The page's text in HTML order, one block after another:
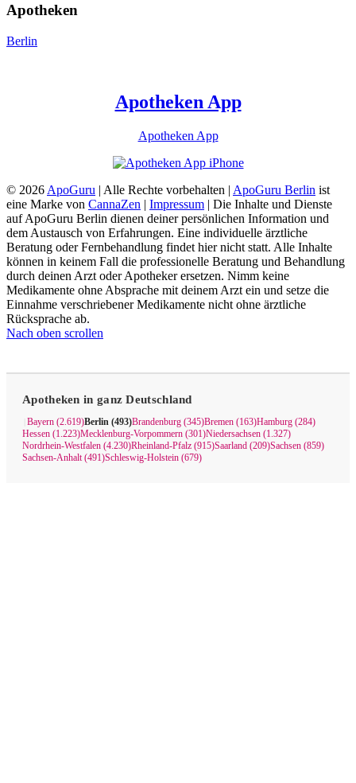
Apotheken
Berlin
Apotheken App
Apotheken App
© 2026 ApoGuru | Alle Rechte vorbehalten | ApoGuru Berlin ist
eine Marke von CannaZen | Impressum | Die Inhalte und Dienste
auf ApoGuru Berlin dienen deiner persönlichen Information und
dem Austausch von Erfahrungen. Eine individuelle ärztliche
Beratung oder Fernbehandlung findet hier nicht statt. Alle Inhalte
können in keinem Fall die professionelle Beratung und Behandlung
durch deinen Arzt oder Apotheker ersetzen. Nimm keine
Medikamente ohne Absprache mit deinem Arzt ein und setze die
Einnahme verschriebener Medikamente nicht ohne ärztliche
Rücksprache ab.
Nach oben scrollen
Apotheken in ganz Deutschland
Bayern (2.619)Berlin (493)Brandenburg (345)Bremen (163)Hamburg (284)
Hessen (1.223)Mecklenburg-Vorpommern (301)Niedersachsen (1.327)
Nordrhein-Westfalen (4.230)Rheinland-Pfalz (915)Saarland (209)Sachsen (859)
Sachsen-Anhalt (491)Schleswig-Holstein (679)